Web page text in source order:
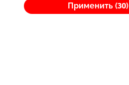
Применить (30)